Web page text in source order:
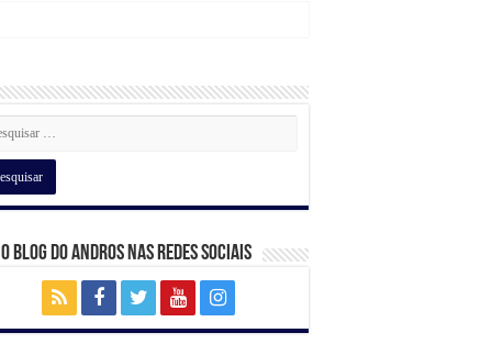
Blog do Andros nas Redes Sociais